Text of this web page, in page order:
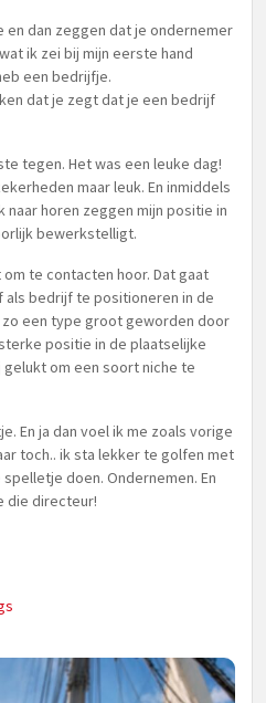
en dan zeggen dat je ondernemer
ik zei bij mijn eerste hand
een bedrijfje.
dat je zegt dat je een bedrijf
tegen. Het was een leuke dag!
maar leuk. En inmiddels
naar horen zeggen mijn positie in
bewerkstelligt.
te contacten hoor. Dat gaat
als bedrijf te positioneren in de
zo een type groot geworden door
positie in de plaatselijke
om een soort niche te
En ja dan voel ik me zoals vorige
toch.. ik sta lekker te golfen met
doen. Ondernemen. En
die directeur!